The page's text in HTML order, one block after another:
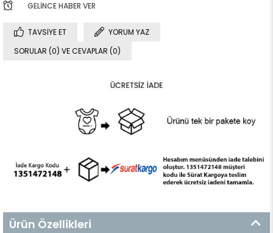
GELINCE HABER VER
TAVSIYE ET
YORUM YAZ
SORULAR (0) VE CEVAPLAR (0)
Ürün Özellikleri